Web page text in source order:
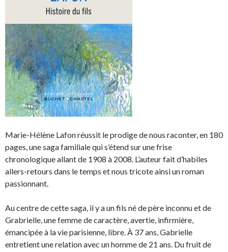
Marie-Hélène Lafon réussit le prodige de nous raconter, en 180
pages, une saga familiale qui s’étend sur une frise
chronologique allant de 1908 à 2008. L’auteur fait d’habiles
allers-retours dans le temps et nous tricote ainsi un roman
passionnant.
Au centre de cette saga, il y a un fils né de père inconnu et de
Grabrielle, une femme de caractère, avertie, infirmière,
émancipée à la vie parisienne, libre. À 37 ans, Gabrielle
entretient une relation avec un homme de 21 ans. Du fruit de